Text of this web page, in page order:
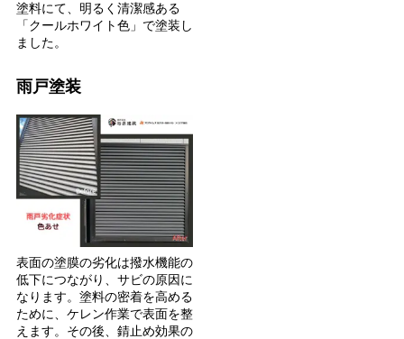
塗料にて、明るく清潔感ある
「クールホワイト色」で塗装し
ました。
雨戸塗装
表面の塗膜の劣化は撥水機能の
低下につながり、サビの原因に
なります。塗料の密着を高める
ために、ケレン作業で表面を整
えます。その後、錆止め効果の